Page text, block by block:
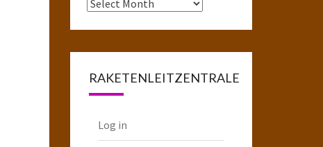
RAKETENLEITZENTRALE
Log in